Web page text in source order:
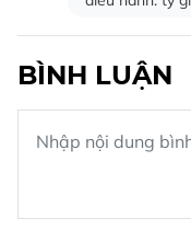
BÌNH LUẬN